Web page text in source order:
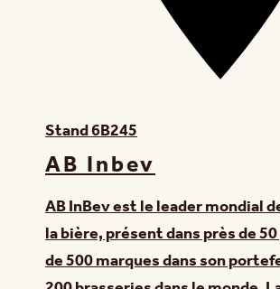
Stand6B245
AB Inbev
AB InBev est le leader mondial
la bière, présent dans près de
de 500 marques dans son